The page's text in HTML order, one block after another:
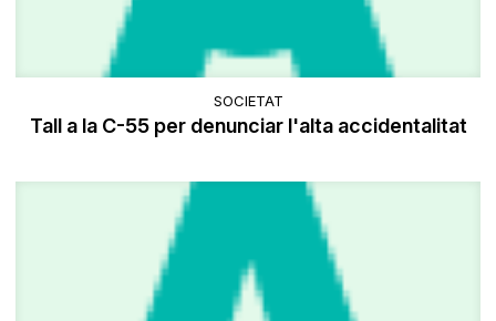
SOCIETAT
Tall a la C-55 per denunciar l'alta accidentalitat